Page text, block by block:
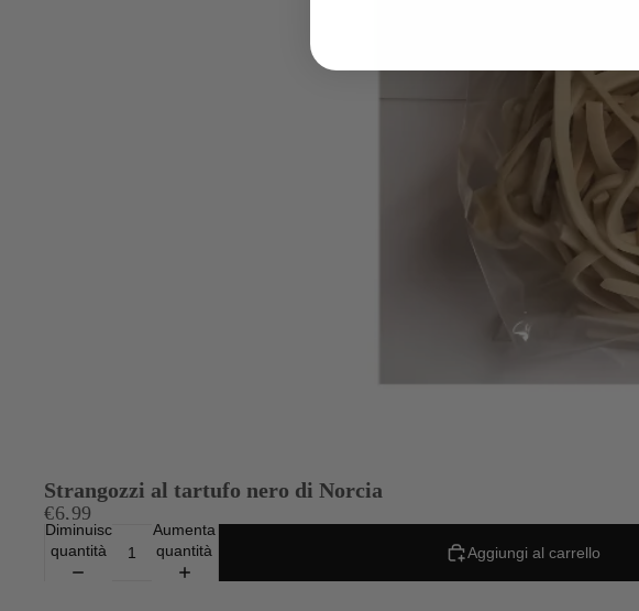
Strangozzi al tartufo nero di Norcia
€6,99
Diminuisci
quantità
Aumenta
quantità
Aggiungi al carrello